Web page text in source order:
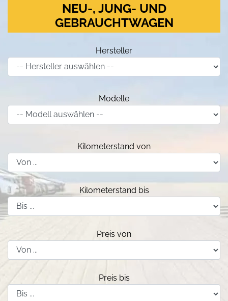
NEU-, JUNG- UND
GEBRAUCHTWAGEN
Hersteller
Modelle
Kilometerstand von
Kilometerstand bis
Preis von
Preis bis